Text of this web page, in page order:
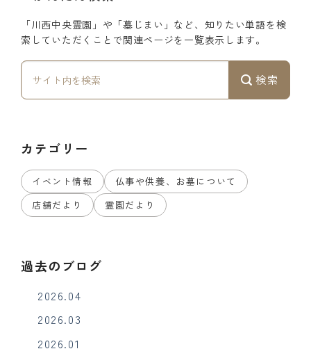
「川西中央霊園」や「墓じまい」など、知りたい単語を検
索していただくことで関連ページを一覧表示します。
検索
カテゴリー
イベント情報
仏事や供養、お墓について
店舗だより
霊園だより
過去のブログ
2026.04
2026.03
2026.01